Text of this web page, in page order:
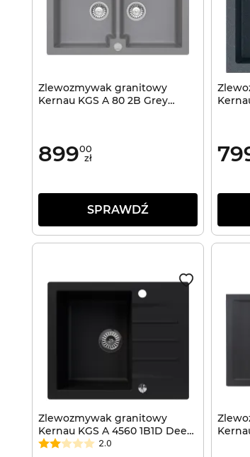
Zlewozmywak granitowy
Kernau KGS A 80 2B Grey
89900
zł
SPRAWDŹ
Zlewozmywak granitowy
Kernau KGS A 4560 1B1D Deep
Black
2.0